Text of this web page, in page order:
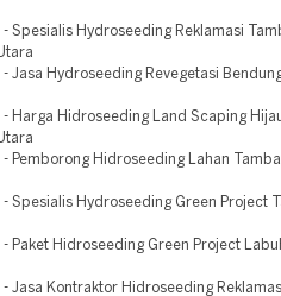
Spesialis Hydroseeding Reklamasi
Jasa Hydroseeding Revegetasi
Harga Hidroseeding Land Scaping
Pemborong Hidroseeding Lahan
Spesialis Hydroseeding Green Project
Paket Hidroseeding Green Project
Jasa Kontraktor Hidroseeding